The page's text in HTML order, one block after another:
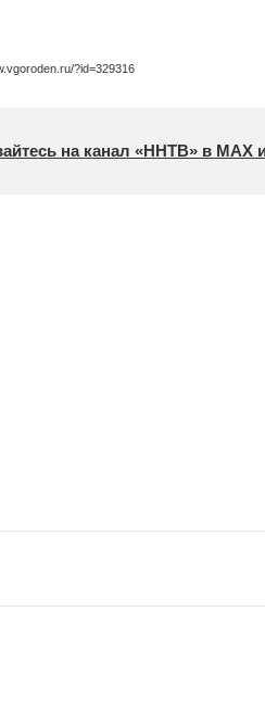
?id=329316
на канал «ННТВ» в МАХ и